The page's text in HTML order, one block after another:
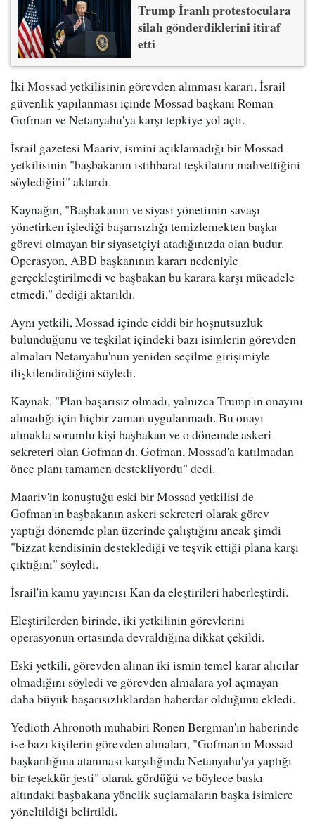
Trump İranlı protestoculara
silah gönderdiklerini itiraf
etti
İki Mossad yetkilisinin görevden alınması kararı, İsrail
güvenlik yapılanması içinde Mossad başkanı Roman
Gofman ve Netanyahu'ya karşı tepkiye yol açtı.
İsrail gazetesi Maariv, ismini açıklamadığı bir Mossad
yetkilisinin "başbakanın istihbarat teşkilatını mahvettiğini
söylediğini" aktardı.
Kaynağın, "Başbakanın ve siyasi yönetimin savaşı
yönetirken işlediği başarısızlığı temizlemekten başka
görevi olmayan bir siyasetçiyi atadığınızda olan budur.
Operasyon, ABD başkanının kararı nedeniyle
gerçekleştirilmedi ve başbakan bu karara karşı mücadele
etmedi." dediği aktarıldı.
Aynı yetkili, Mossad içinde ciddi bir hoşnutsuzluk
bulunduğunu ve teşkilat içindeki bazı isimlerin görevden
almaları Netanyahu'nun yeniden seçilme girişimiyle
ilişkilendirdiğini söyledi.
Kaynak, "Plan başarısız olmadı, yalnızca Trump'ın onayını
almadığı için hiçbir zaman uygulanmadı. Bu onayı
almakla sorumlu kişi başbakan ve o dönemde askeri
sekreteri olan Gofman'dı. Gofman, Mossad'a katılmadan
önce planı tamamen destekliyordu" dedi.
Maariv'in konuştuğu eski bir Mossad yetkilisi de
Gofman'ın başbakanın askeri sekreteri olarak görev
yaptığı dönemde plan üzerinde çalıştığını ancak şimdi
"bizzat kendisinin desteklediği ve teşvik ettiği plana karşı
çıktığını" söyledi.
İsrail'in kamu yayıncısı Kan da eleştirileri haberleştirdi.
Eleştirilerden birinde, iki yetkilinin görevlerini
operasyonun ortasında devraldığına dikkat çekildi.
Eski yetkili, görevden alınan iki ismin temel karar alıcılar
olmadığını söyledi ve görevden almalara yol açmayan
daha büyük başarısızlıklardan haberdar olduğunu ekledi.
Yedioth Ahronoth muhabiri Ronen Bergman'ın haberinde
ise bazı kişilerin görevden almaları, "Gofman'ın Mossad
başkanlığına atanması karşılığında Netanyahu'ya yaptığı
bir teşekkür jesti" olarak gördüğü ve böylece baskı
altındaki başbakana yönelik suçlamaların başka isimlere
yöneltildiği belirtildi.